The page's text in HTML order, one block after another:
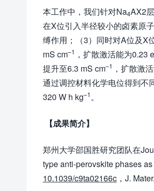
本工作中，我们针对Na4AX2
在X位引入半径较小的卤素原
缚作用；（3）同时对A位及X
mS cm–1 ，扩散激活能为
提升至6.3 mS cm–1 ，扩散激
通过调控材料化学电位得到不
320 W h kg–1。
【成果简介】
郑州大学邵国胜研究团队在
type anti-perovskite phases
10.1039/c9ta02166c ，J.